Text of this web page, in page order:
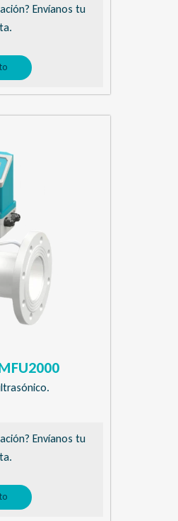
Envíanos tu
Envíanos tu